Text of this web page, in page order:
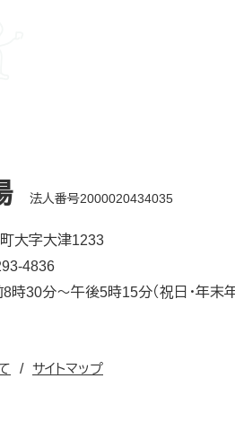
法人番号2000020434035
大字大津1233
4836
30分～午後5時15分（祝日・年末
サイトマップ